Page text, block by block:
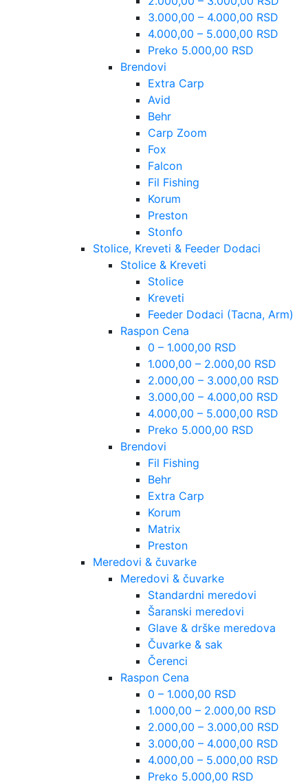
3.000,00 – 4.000,00 RSD
4.000,00 – 5.000,00 RSD
Preko 5.000,00 RSD
Brendovi
Extra Carp
Avid
Behr
Carp Zoom
Fox
Falcon
Fil Fishing
Korum
Preston
Stonfo
Stolice, Kreveti & Feeder Dodaci
Stolice & Kreveti
Stolice
Kreveti
Feeder Dodaci (Tacna, Arm)
Raspon Cena
0 – 1.000,00 RSD
1.000,00 – 2.000,00 RSD
2.000,00 – 3.000,00 RSD
3.000,00 – 4.000,00 RSD
4.000,00 – 5.000,00 RSD
Preko 5.000,00 RSD
Brendovi
Fil Fishing
Behr
Extra Carp
Korum
Matrix
Preston
Meredovi & čuvarke
Meredovi & čuvarke
Standardni meredovi
Šaranski meredovi
Glave & drške meredova
Čuvarke & sak
Čerenci
Raspon Cena
0 – 1.000,00 RSD
1.000,00 – 2.000,00 RSD
2.000,00 – 3.000,00 RSD
3.000,00 – 4.000,00 RSD
4.000,00 – 5.000,00 RSD
Preko 5.000,00 RSD